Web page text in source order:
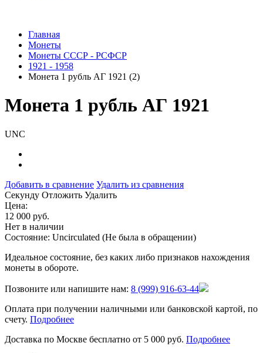
Главная
Монеты
Монеты СССР - РСФСР
1921 - 1958
Монета 1 рубль АГ 1921 (2)
Монета 1 рубль АГ 1921
UNC
Добавить в сравнение Удалить из сравнения
Cекунду Отложить Удалить
Цена:
12 000 руб.
Нет в наличии
Состояние: Uncirculated (Не была в обращении)
Идеальное состояние, без каких либо признаков нахождения
монеты в обороте.
Позвоните или напишите нам: 8 (999) 916-63-44
Оплата при получении наличными или банковской картой, по
счету. Подробнее
Доставка по Москве бесплатно от 5 000 руб. Подробнее